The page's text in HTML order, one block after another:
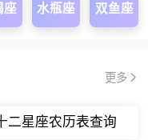
座 水瓶座 双鱼座
更多
二星座农历表查询